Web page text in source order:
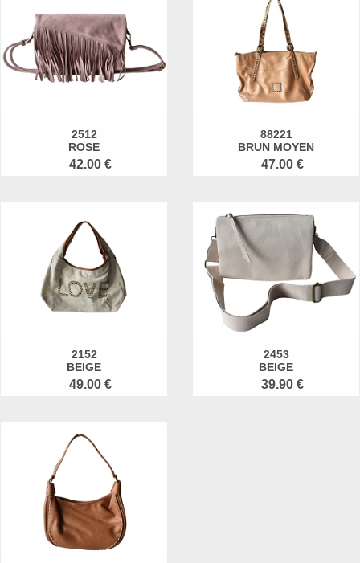
2512
ROSE
42.00 €
88221
BRUN MOYEN
47.00 €
2152
BEIGE
49.00 €
2453
BEIGE
39.90 €